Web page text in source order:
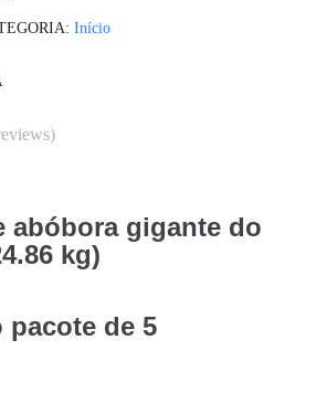
Início
abóbora gigante do
kg)
pacote de 5